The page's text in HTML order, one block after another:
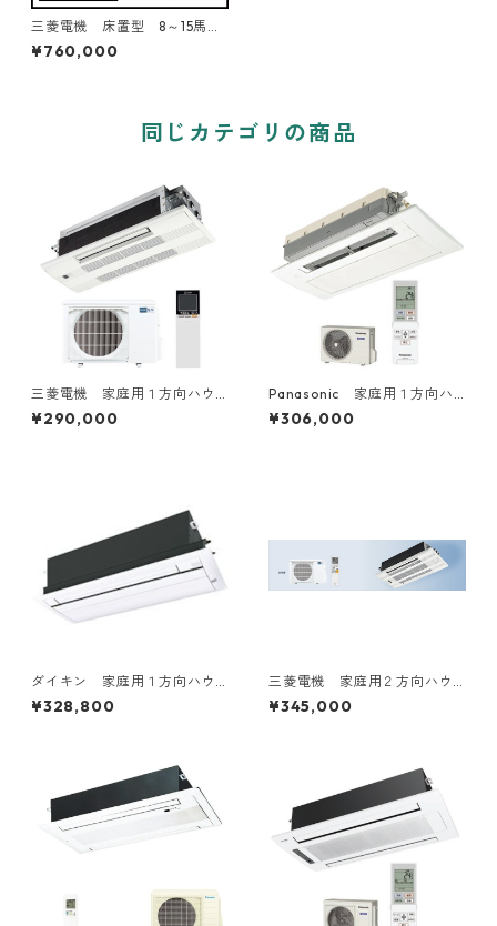
三菱電機 床置型 8～15馬
力 ツイン２対１トリプル３
対１
¥760,000
同じカテゴリの商品
三菱電機 家庭用１方向ハウ
ジングエアコン 6～20畳用
¥290,000
Panasonic 家庭用１方向ハ
ウジングエアコン 6～18畳用
¥306,000
ダイキン 家庭用１方向ハウ
ジングエアコン 10～20畳用
¥328,800
三菱電機 家庭用２方向ハウ
ジングエアコン 14～20畳用
¥345,000